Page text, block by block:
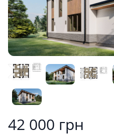
Product information
42 000 грн